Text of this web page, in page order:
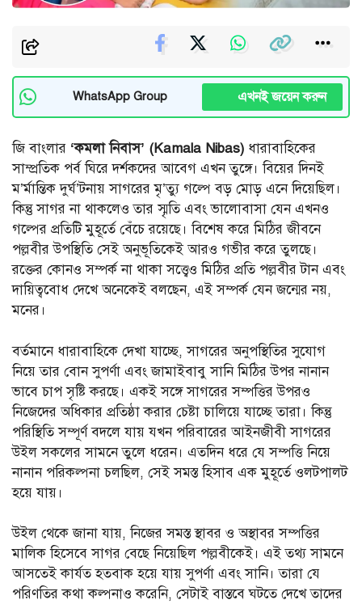
WhatsApp Group এখনই জয়েন করুন
জি বাংলার ‘কমলা নিবাস’ (Kamala Nibas) ধারাবাহিকের
সাম্প্রতিক পর্ব ঘিরে দর্শকদের আবেগ এখন তুঙ্গে। বিয়ের দিনই
ম’র্মান্তিক দুর্ঘ’টনায় সাগরের মৃ’ত্যু গল্পে বড় মোড় এনে দিয়েছিল।
কিন্তু সাগর না থাকলেও তার স্মৃতি এবং ভালোবাসা যেন এখনও
গল্পের প্রতিটি মুহূর্তে বেঁচে রয়েছে। বিশেষ করে মিঠির জীবনে
পল্লবীর উপস্থিতি সেই অনুভূতিকেই আরও গভীর করে তুলছে।
রক্তের কোনও সম্পর্ক না থাকা সত্ত্বেও মিঠির প্রতি পল্লবীর টান এবং
দায়িত্ববোধ দেখে অনেকেই বলছেন, এই সম্পর্ক যেন জন্মের নয়,
মনের।
বর্তমানে ধারাবাহিকে দেখা যাচ্ছে, সাগরের অনুপস্থিতির সুযোগ
নিয়ে তার বোন সুপর্ণা এবং জামাইবাবু সানি মিঠির উপর নানান
ভাবে চাপ সৃষ্টি করছে। একই সঙ্গে সাগরের সম্পত্তির উপরও
নিজেদের অধিকার প্রতিষ্ঠা করার চেষ্টা চালিয়ে যাচ্ছে তারা। কিন্তু
পরিস্থিতি সম্পূর্ণ বদলে যায় যখন পরিবারের আইনজীবী সাগরের
উইল সকলের সামনে তুলে ধরেন। এতদিন ধরে যে সম্পত্তি নিয়ে
নানান পরিকল্পনা চলছিল, সেই সমস্ত হিসাব এক মুহূর্তে ওলটপালট
হয়ে যায়।
উইল থেকে জানা যায়, নিজের সমস্ত স্থাবর ও অস্থাবর সম্পত্তির
মালিক হিসেবে সাগর বেছে নিয়েছিল পল্লবীকেই। এই তথ্য সামনে
আসতেই কার্যত হতবাক হয়ে যায় সুপর্ণা এবং সানি। তারা যে
পরিণতির কথা কল্পনাও করেনি, সেটাই বাস্তবে ঘটতে দেখে তাদের